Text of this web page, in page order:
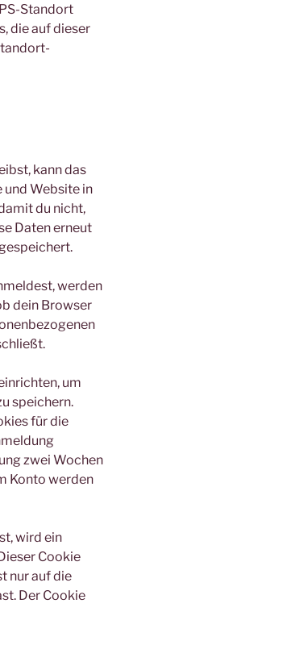
Standort
die auf dieser
kann das
und Website in
du nicht,
Daten erneut
werden
dein Browser
um
speichern.
für die
zwei Wochen
Konto werden
wird ein
Cookie
nur auf die
Der Cookie